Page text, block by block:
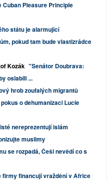
Cuban Pleasure Principle
státu je alarmující
pokud tam bude vlastizrádce
Kozák "Senátor Doubrava:
oslabili ...
hrob zoufalých migrantů
o dehumanizaci Lucie
nereprezentují islám
muslimy
se rozpadá, Češi nevědí co s
financují vraždění v Africe